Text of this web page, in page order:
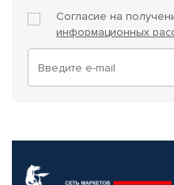
Согласие на
информационных